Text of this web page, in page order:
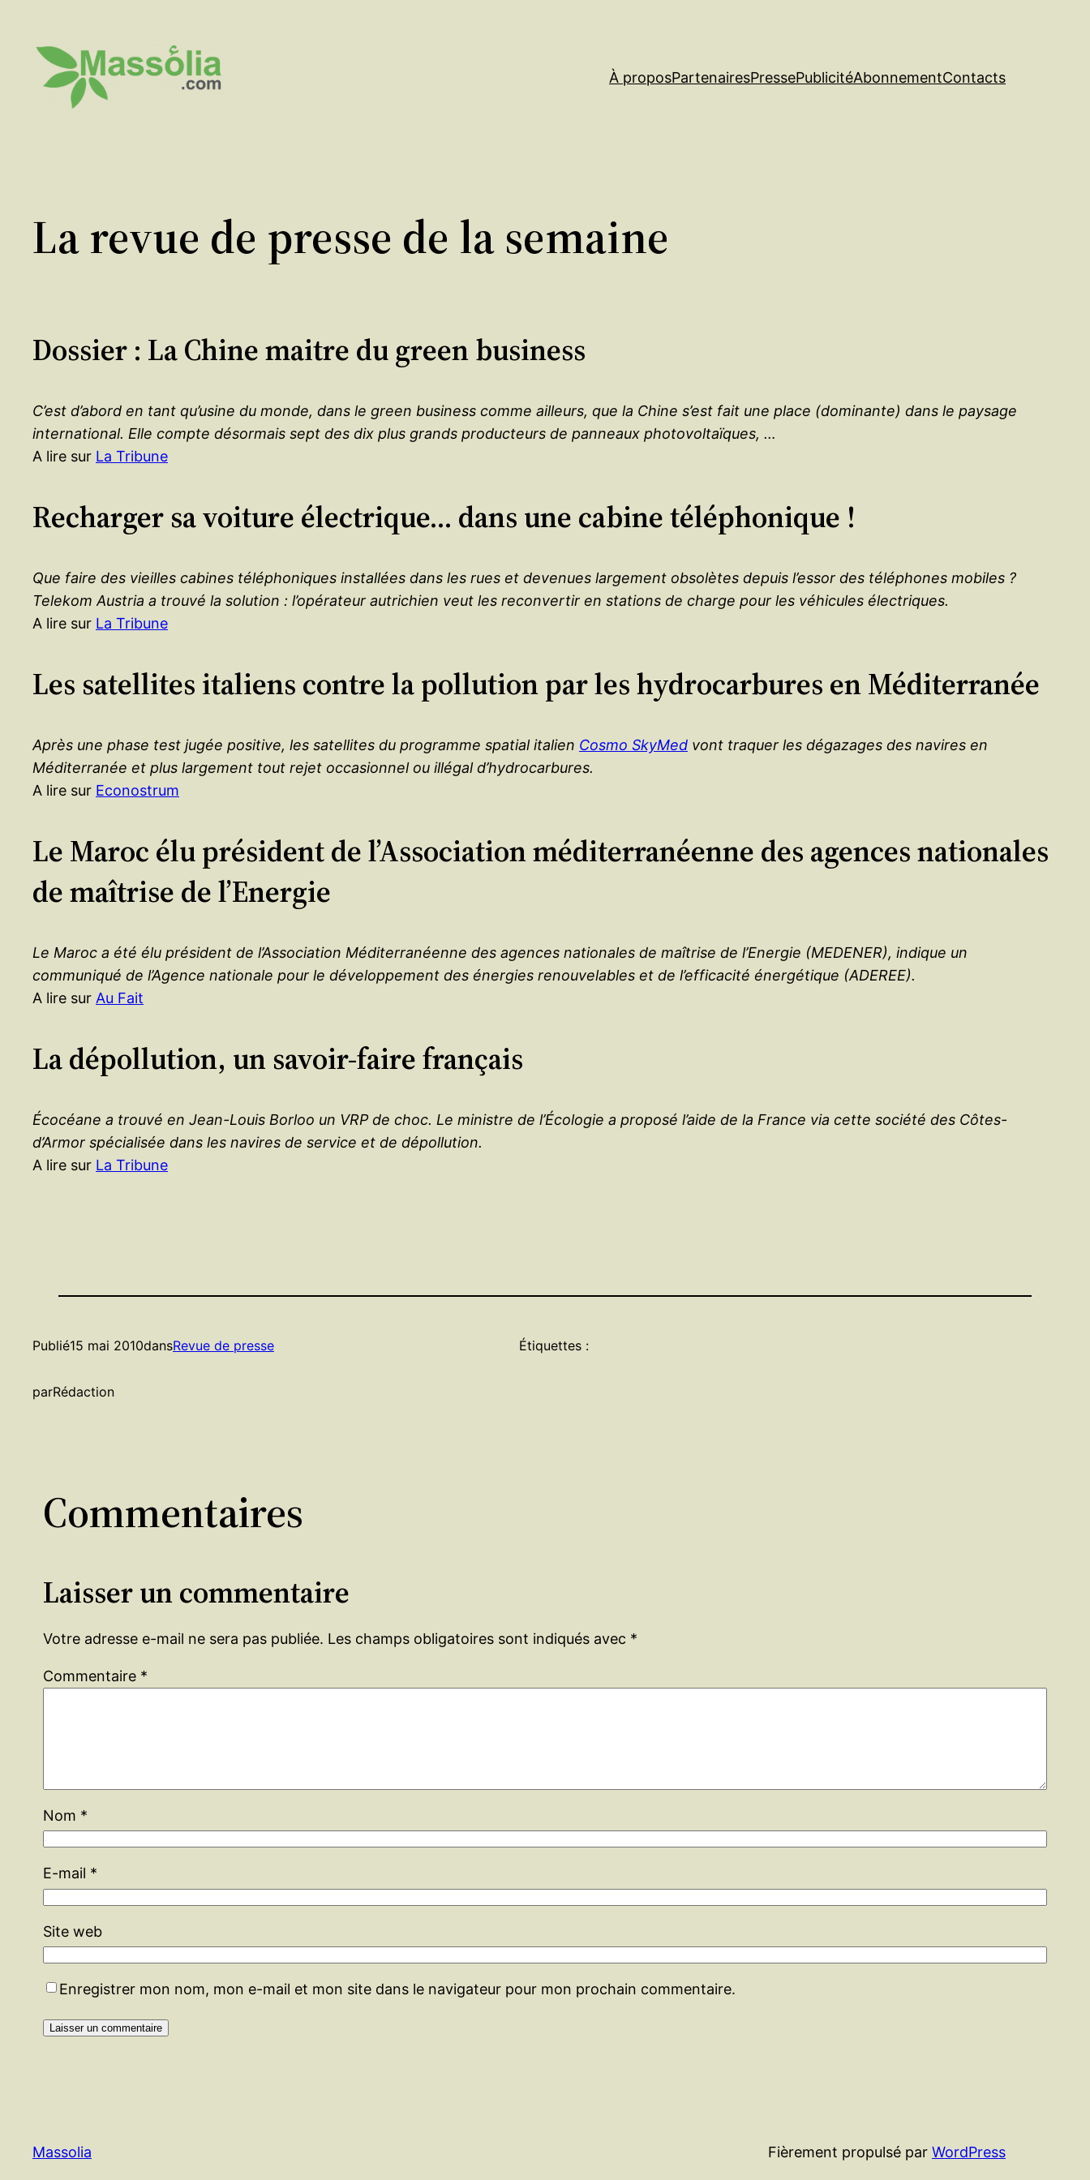
contenu
À proposPartenairesPressePublicitéAbonnementContacts
La revue de presse de la semaine
Dossier : La Chine maitre du green business
C’est d’abord en tant qu’usine du monde, dans le green business comme ailleurs, que la Chine s’est fait une place (dominante) dans le paysage
international. Elle compte désormais sept des dix plus grands producteurs de panneaux photovoltaïques, …
A lire sur La Tribune
Recharger sa voiture électrique… dans une cabine téléphonique !
Que faire des vieilles cabines téléphoniques installées dans les rues et devenues largement obsolètes depuis l’essor des téléphones mobiles ?
Telekom Austria a trouvé la solution : l’opérateur autrichien veut les reconvertir en stations de charge pour les véhicules électriques.
A lire sur La Tribune
Les satellites italiens contre la pollution par les hydrocarbures en Méditerranée
Après une phase test jugée positive, les satellites du programme spatial italien Cosmo SkyMed vont traquer les dégazages des navires en
Méditerranée et plus largement tout rejet occasionnel ou illégal d’hydrocarbures.
A lire sur Econostrum
Le Maroc élu président de l’Association méditerranéenne des agences nationales
de maîtrise de l’Energie
Le Maroc a été élu président de l’Association Méditerranéenne des agences nationales de maîtrise de l’Energie (MEDENER), indique un
communiqué de l’Agence nationale pour le développement des énergies renouvelables et de l’efficacité énergétique (ADEREE).
A lire sur Au Fait
La dépollution, un savoir-faire français
Écocéane a trouvé en Jean-Louis Borloo un VRP de choc. Le ministre de l’Écologie a proposé l’aide de la France via cette société des Côtes-
d’Armor spécialisée dans les navires de service et de dépollution.
A lire sur La Tribune
Publié15 mai 2010dansRevue de presse
parRédaction
Étiquettes :
Commentaires
Laisser un commentaire
Votre adresse e-mail ne sera pas publiée. Les champs obligatoires sont indiqués avec *
Commentaire *
Nom *
E-mail *
Site web
Enregistrer mon nom, mon e-mail et mon site dans le navigateur pour mon prochain commentaire.
Massolia Fièrement propulsé par WordPress